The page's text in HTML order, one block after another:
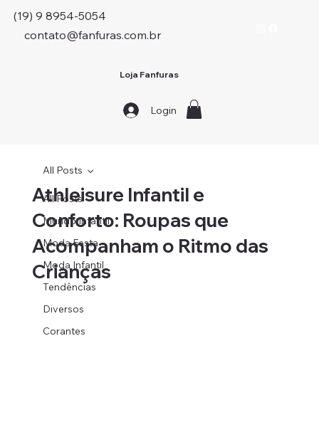
(19) 9 8954-5054
contato@fanfuras.com.br
Loja Fanfuras
Login
All Posts
Mundo Infantil
Moda Festa
Moda Infantil
Tendências
Diversos
Corantes
All Posts
Athleisure Infantil e
Conforto: Roupas que
Acompanham o Ritmo das
Crianças